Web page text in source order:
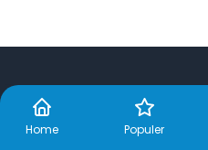
Home Populer